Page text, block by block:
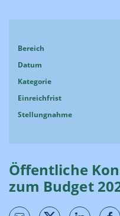
Bereich
Datum
Kategorie
Einreichfrist
Stellungnahme
Öffentliche
zum Budget